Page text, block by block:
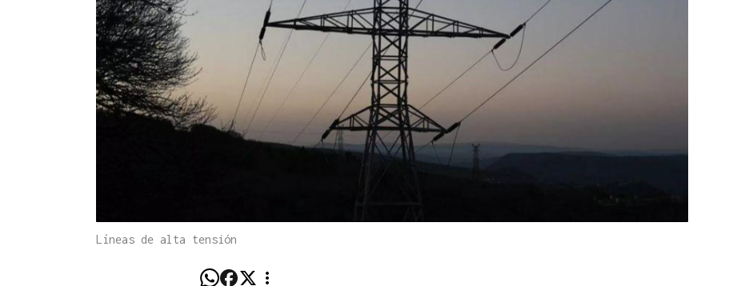
Líneas de alta tensión